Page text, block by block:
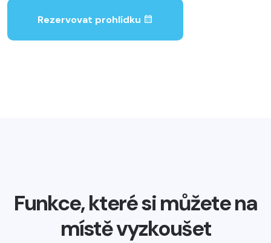
Rezervovat prohlídku
Funkce, které si můžete na
místě vyzkoušet